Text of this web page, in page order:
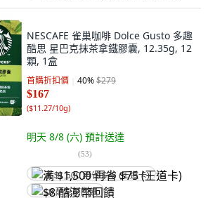
NESCAFE 雀巢咖啡 Dolce Gusto 多趣
酷思 星巴克抹茶拿鐵膠囊, 12.35g, 12
顆, 1盒
首購折扣價 40%$279
$167
($11.27/10g)
明天 8/8 (六) 預計送達
(53)
满 $1,500 再省 $75 (王道卡)
$8 酷澎幣回饋